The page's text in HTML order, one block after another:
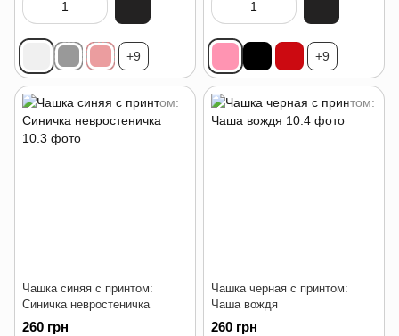
+9 +9
Чашка синяя с принтом:
Синичка невростеничка
260 грн
Чашка черная с принтом:
Чаша вождя
260 грн